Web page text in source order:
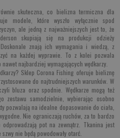
skuteczna, co bielizna termiczna dla
modele, które wyszło wyłącznie spod
ale jedną z najważniejszych jest to, że
skupiają się na produkcji odzieży
znają ich wymagania i wiedzą, z
na każdej wyprawie. To z kolei pozwala
najbardziej wymagających wędkarzy.
Sklep Corona Fishing oferuje bieliznę
do najtrudniejszych warunków. W
bluza orazspodnie . Wędkarze mogą też
zestawu samodzielnie, wybierając osobno
pozwalają na idealne dopasowanie do ciała,
Nie ograniczają ruchów, za to bardzo
pot na zewnątrz. Tkanina jest
nie będą powodowały otarć.